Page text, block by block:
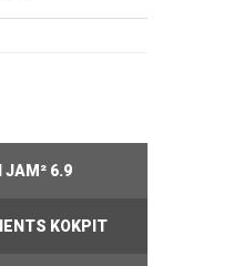
JAM² 6.9
KOKPIT